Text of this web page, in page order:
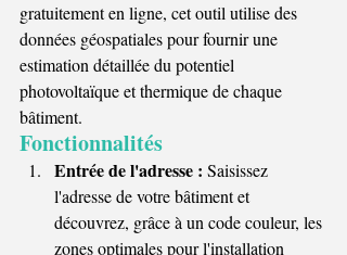
gratuitement en ligne, cet outil utilise des
données géospatiales pour fournir une
estimation détaillée du potentiel
photovoltaïque et thermique de chaque
bâtiment​​.
Fonctionnalités
Entrée de l'adresse : Saisissez
l'adresse de votre bâtiment et
découvrez, grâce à un code couleur, les
zones optimales pour l'installation